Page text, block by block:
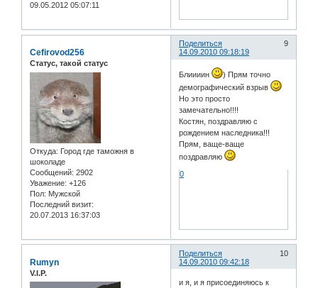
09.05.2012 05:07:11
Поделиться
9
14.09.2010 09:18:19
Cefirovod256
Статус, такой статус
Откуда: Город где таможня в
шоколаде
Сообщений: 2902
Уважение: +126
Пол: Мужской
Последний визит:
20.07.2013 16:37:03
Блиииин
) Прям точно
демографический взрыв
Но это просто
замечательно!!!!
Костян, поздравляю с
рождением наследника!!!
Прям, ваще-ваще
поздравляю
0
Поделиться
10
14.09.2010 09:42:18
Rumyn
V.I.P.
и я, и я присоединяюсь к